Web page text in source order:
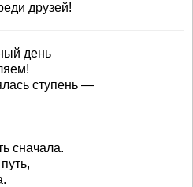
друзей!
день
ступень —
сначала.